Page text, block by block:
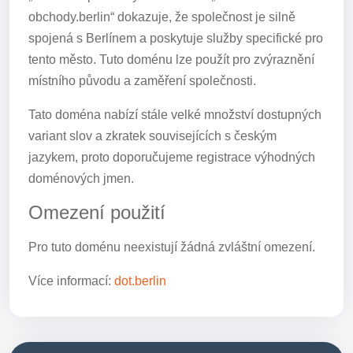
obchody.berlin“ dokazuje, že společnost je silně
spojená s Berlínem a poskytuje služby specifické pro
tento město. Tuto doménu lze použít pro zvýraznění
místního původu a zaměření společnosti.
Tato doména nabízí stále velké množství dostupných
variant slov a zkratek souvisejících s českým
jazykem, proto doporučujeme registrace výhodných
doménových jmen.
Omezení použití
Pro tuto doménu neexistují žádná zvláštní omezení.
Více informací: dot.berlin